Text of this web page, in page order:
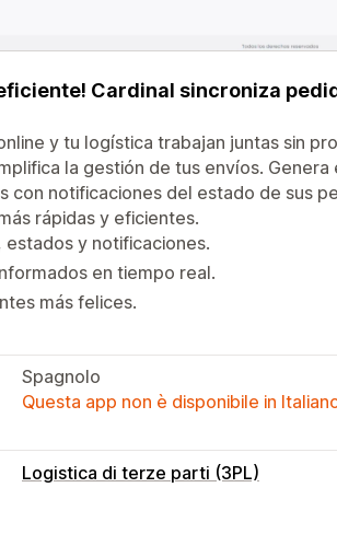
Cardinal sincroniza
y tu logística trabajan juntas sin
la gestión de tus envíos.
con notificaciones del estado de sus
rápidas y eficientes.
y notificaciones.
en tiempo real.
más felices.
Spagnolo
Questa app non è disponibile in
Logistica di terze parti (3PL)